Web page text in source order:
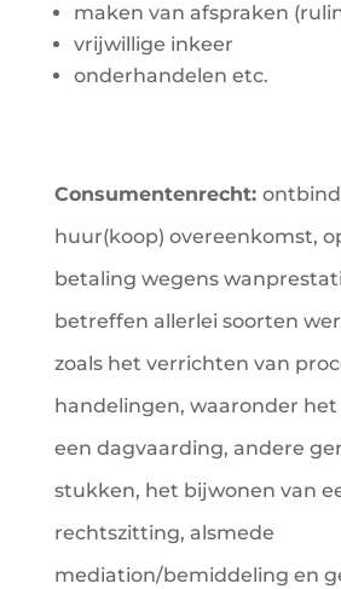
maken van afspraken
vrijwillige inkeer
onderhandelen etc.
Consumentenrecht:
huur(koop) overeenkomst,
betaling wegens
betreffen allerlei soorten
zoals het verrichten van
handelingen, waaronder
een dagvaarding, andere
stukken, het bijwonen van
rechtszitting, alsmede
mediation/bemiddeling en